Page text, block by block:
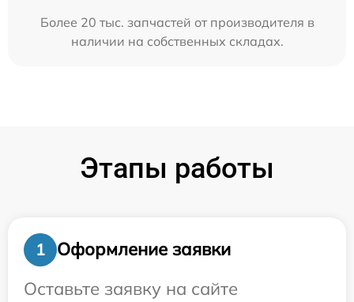
Более 20 тыс. запчастей от производителя в
наличии на собственных складах.
Этапы работы
1
Оформление заявки
Оставьте заявку на сайте